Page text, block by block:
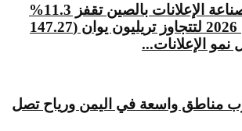
وكالات: إيرادات صناعة الإعلانات بالصين تقفز 11.3%
بالنصف الأول من 2026 لتتجاوز تريليون يوان (147.27
نمو الإعلانات...
مناطق واسعة في اليمن ورياح تصل